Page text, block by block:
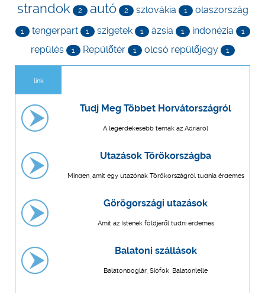
strandok 2 autó 2 szlovákia 1 olaszország
1 tengerpart 1 szigetek 1 ázsia 1 indonézia 1
repülés 1 Repülőtér 1 olcsó repülőjegy 1
link
Tudj Meg Többet Horvátországról
A legérdekesebb témák az Adriáról
Utazások Törökországba
Minden, amit egy utazónak Törökországról tudnia érdemes
Görögországi utazások
Amit az Istenek földjéről tudni érdemes
Balatoni szállások
Balatonboglár, Siófok, Balatonlelle